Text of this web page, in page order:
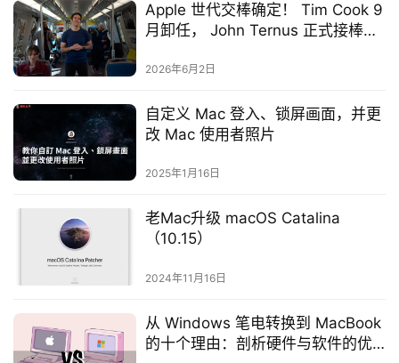
Apple 世代交棒确定！ Tim Cook 9
月卸任， John Ternus 正式接棒
2026年6月2日
自定义 Mac 登入、锁屏画面，并更
改 Mac 使用者照片
2025年1月16日
老Mac升级 macOS Catalina
（10.15）
2024年11月16日
从 Windows 笔电转换到 MacBook
的十个理由：剖析硬件与软件的优